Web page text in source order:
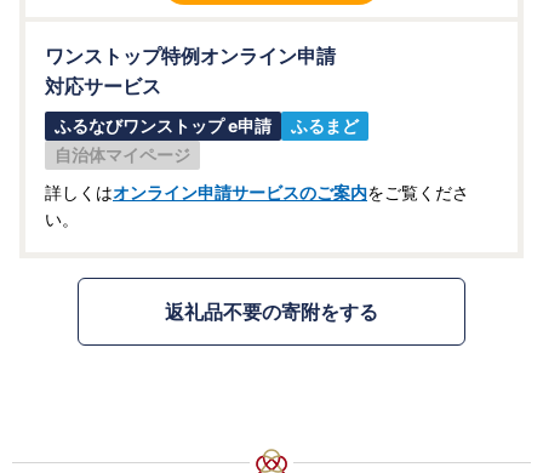
ワンストップ特例オンライン申請
対応サービス
ふるなびワンストップ e申請
ふるまど
自治体マイページ
詳しくはオンライン申請サービスのご案内をご覧くださ
い。
返礼品不要の寄附をする